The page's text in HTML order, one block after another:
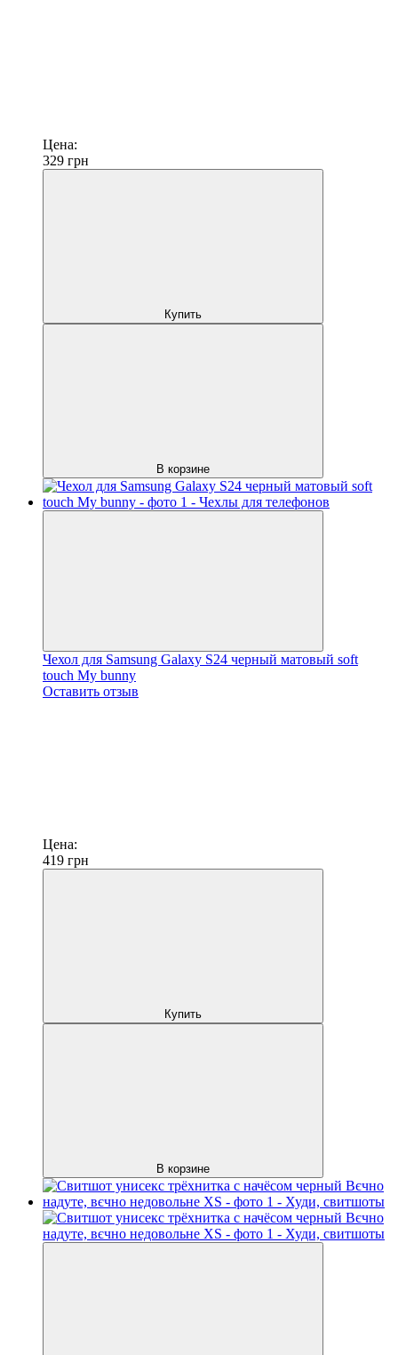
Цена:
329 грн
Купить
В корзине
Чехол для Samsung Galaxy S24 черный матовый soft
touch My bunny
Оставить отзыв
Цена:
419 грн
Купить
В корзине